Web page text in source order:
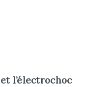
l’électrochoc